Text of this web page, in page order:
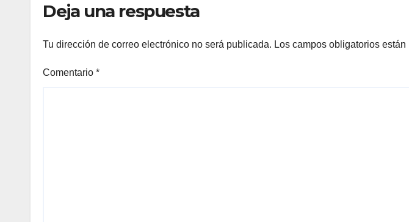
Deja una respuesta
Tu dirección de correo electrónico no será publicada. Los campos obligatorios están
Comentario *